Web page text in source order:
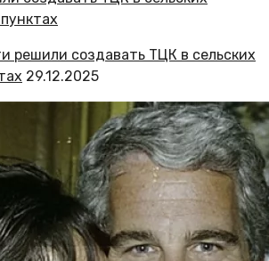
решили создавать ТЦК в сельских
29.12.2025